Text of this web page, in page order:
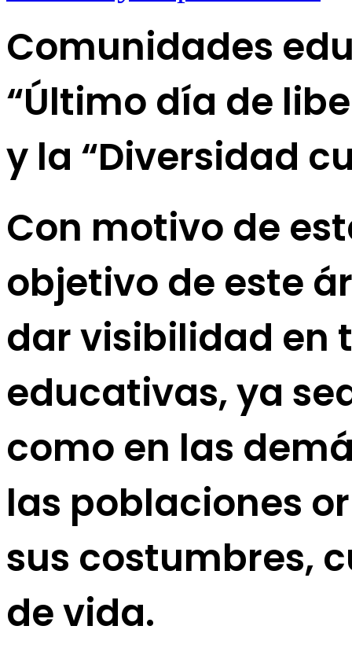
Comunidades
“Último día de
y la “Diversidad
Con motivo de
objetivo de este
dar visibilidad en
educativas, ya
como en las
las poblaciones
sus costumbres,
de vida.